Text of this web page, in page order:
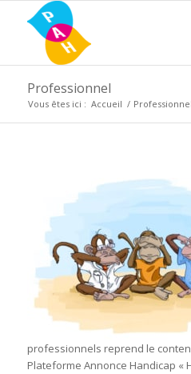
Professionnel
Vous êtes ici : Accueil / Professionnel
professionnels reprend le
Plateforme Annonce Handicap «